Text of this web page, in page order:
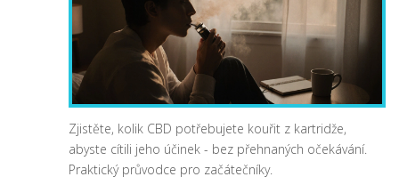
Zjistěte, kolik CBD potřebujete kouřit z kartridže,
abyste cítili jeho účinek - bez přehnaných očekávání.
Praktický průvodce pro začátečníky.